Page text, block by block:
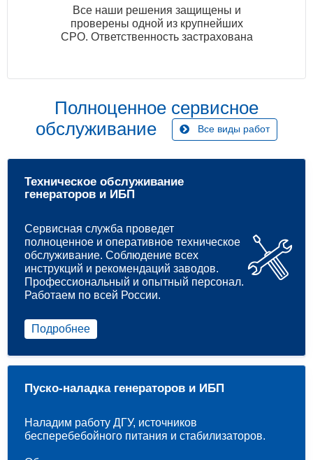
Все наши решения защищены и
проверены одной из крупнейших
СРО. Ответственность застрахована
Полноценное сервисное
обслуживание
Все виды работ
Техническое обслуживание
генераторов и ИБП
Сервисная служба проведет
полноценное и оперативное техническое
обслуживание. Соблюдение всех
инструкций и рекомендаций заводов.
Профессиональный и опытный персонал.
Работаем по всей России.
Подробнее
Пуско-наладка генераторов и ИБП
Наладим работу ДГУ, источников
бесперебебойного питания и стабилизаторов.